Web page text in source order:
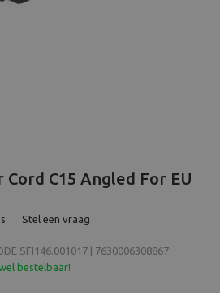
C15 Angled For EU
Stel een vraag
SFI146.001017 | 7630006308867
bestelbaar!